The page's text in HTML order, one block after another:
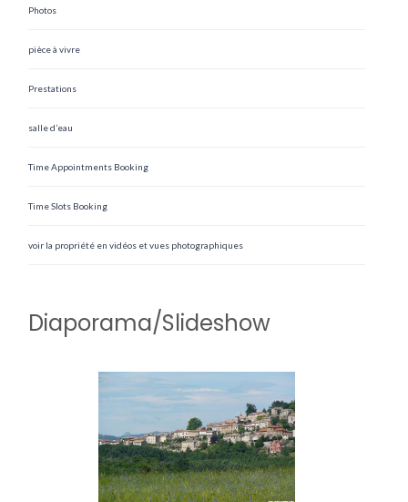
Photos
pièce à vivre
Prestations
salle d’eau
Time Appointments Booking
Time Slots Booking
voir la propriété en vidéos et vues photographiques
Diaporama/Slideshow